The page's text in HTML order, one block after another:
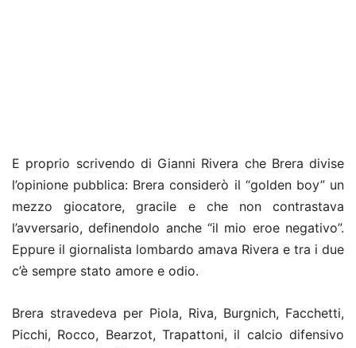
E proprio scrivendo di Gianni Rivera che Brera divise
l’opinione pubblica: Brera considerò il “golden boy”un
mezzo giocatore, gracile e che non contrastava
l’avversario, definendolo anche “il mio eroe negativo”.
Eppure il giornalista lombardo amava Rivera e tra i due
c’è sempre stato amore e odio.
Brera stravedeva per Piola, Riva, Burgnich, Facchetti,
Picchi, Rocco, Bearzot, Trapattoni, il calcio difensivo